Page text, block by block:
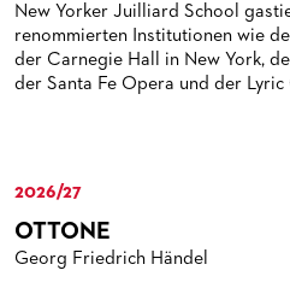
PAUL-HINDEMITH-
HISTORIE DES ORCHESTERS
PRESSE­MITTEILUNGEN
PRESSEFOTOS
UMBESETZUNGEN
MEDIATHEK
CD / DVD-SERIE DER OPER
GRUPPENREISEN
FÜR STUDIERENDE
ABONNEMENT
ÜBERSICHT SERIEN
PATRONATSVEREIN
New Yorker Juilliard School
renommierten Institutionen wie
der Carnegie Hall in New York,
der Santa Fe Opera und der
2026/27
OTTONE
Georg Friedrich Händel